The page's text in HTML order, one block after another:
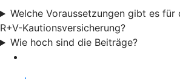
Welche Voraussetzungen gibt es für
R+V-Kautionsversicherung?
Wie hoch sind die Beiträge?